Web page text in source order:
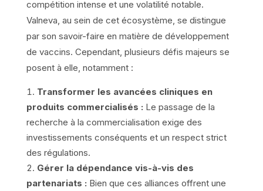
compétition intense et une volatilité notable.
Valneva, au sein de cet écosystème, se distingue
par son savoir-faire en matière de développement
de vaccins. Cependant, plusieurs défis majeurs se
posent à elle, notamment :
Transformer les avancées cliniques en
produits commercialisés : Le passage de la
recherche à la commercialisation exige des
investissements conséquents et un respect strict
des régulations.
Gérer la dépendance vis-à-vis des
partenariats : Bien que ces alliances offrent une